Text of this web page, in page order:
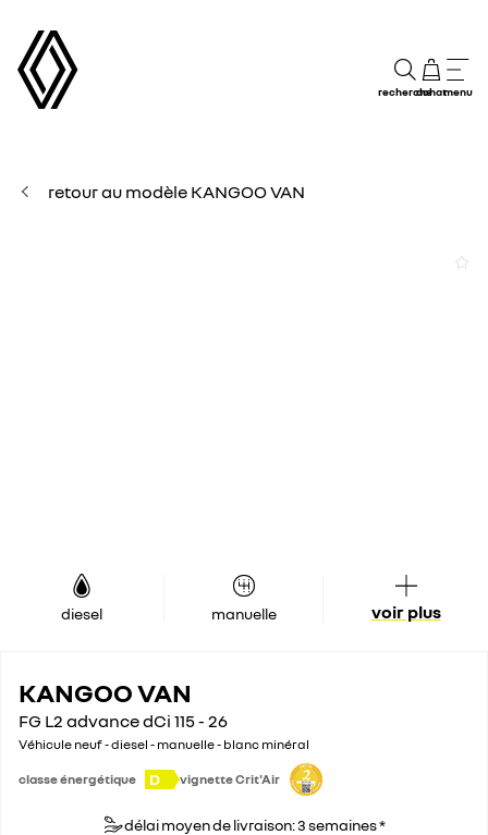
rechercheachatmenu
retour au modèle KANGOO VAN
diesel manuelle voir plus
KANGOO VAN
FG L2 advance dCi 115 - 26
Véhicule neuf - diesel - manuelle - blanc minéral
classe énergétique D vignette Crit'Air
délai moyen de livraison: 3 semaines *